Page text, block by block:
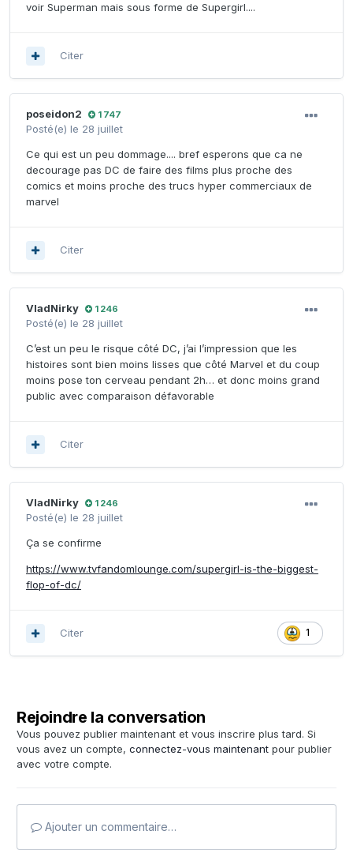
voir Superman mais sous forme de Supergirl....
Citer
poseidon2 1 747
Posté(e) le 28 juillet
Ce qui est un peu dommage.... bref esperons que ca ne
decourage pas DC de faire des films plus proche des
comics et moins proche des trucs hyper commerciaux de
marvel
Citer
VladNirky 1 246
Posté(e) le 28 juillet
C’est un peu le risque côté DC, j’ai l’impression que les
histoires sont bien moins lisses que côté Marvel et du coup
moins pose ton cerveau pendant 2h… et donc moins grand
public avec comparaison défavorable
Citer
VladNirky 1 246
Posté(e) le 28 juillet
Ça se confirme
https://www.tvfandomlounge.com/supergirl-is-the-biggest-
flop-of-dc/
1
Citer
Rejoindre la conversation
Vous pouvez publier maintenant et vous inscrire plus tard. Si
vous avez un compte, connectez-vous maintenant pour publier
avec votre compte.
Ajouter un commentaire…